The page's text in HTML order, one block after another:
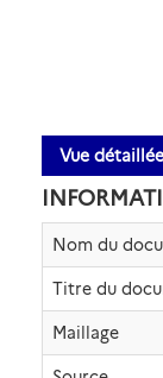
Vue détaillée
Nom du
Titre du
Maillage